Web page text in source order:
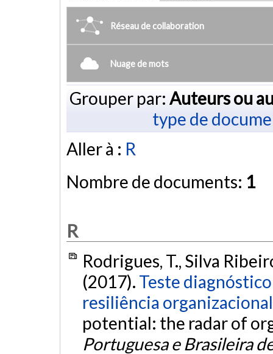
Réseau de collaboration
Nuage de mots
Grouper par: Auteurs ou
type de
Aller à : R
Nombre de documents: 1
R
Rodrigues, T., Silva
(2017). Teste
resiliência
potential: the radar of
Portuguesa e Brasileira